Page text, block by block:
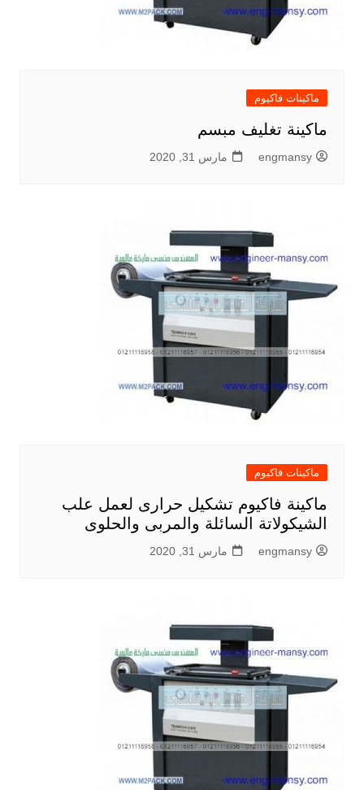
ماكينات فاكيوم
ماكينة تغليف مبسم
engmansy مارس 31, 2020
ماكينات فاكيوم
ماكينة فاكيوم تشكيل حرارى لعمل علب
الشيكولاتة السائلة والمربى والحلوى
engmansy مارس 31, 2020